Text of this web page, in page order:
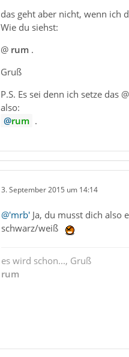
das geht aber nicht, wenn ich
Wie du siehst:
@ rum.
Gruß
P.S. Es sei denn ich setze das
also:
rum .
3. September 2015 um 14:14
@'mrb'Ja, du musst dich also
schwarz/weiß
es wird schon..., Gruß
rum